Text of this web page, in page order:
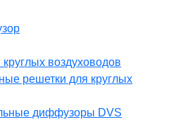
воздуховодов
решетки для круглых
диффузоры DVS